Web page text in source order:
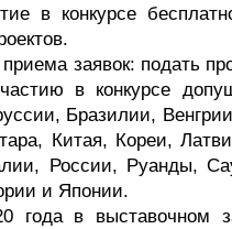
в конкурсе
заявок: подать
в конкурсе
Бразилии,
Китая, Кореи,
России, Руанды,
и Японии.
в выставочном